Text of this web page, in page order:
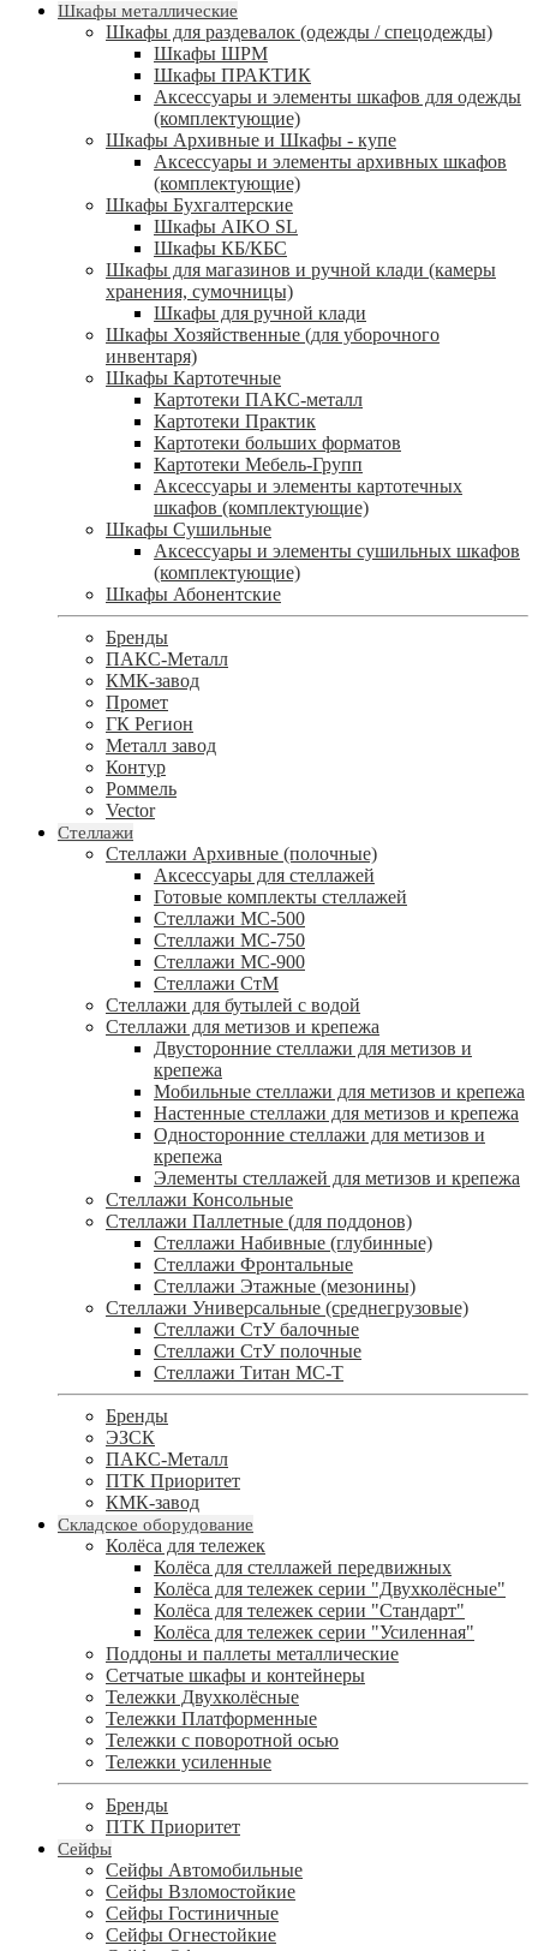
Шкафы металлические
Шкафы для раздевалок (одежды / спецодежды)
Шкафы ШРМ
Шкафы ПРАКТИК
Аксессуары и элементы шкафов для одежды
(комплектующие)
Шкафы Архивные и Шкафы - купе
Аксессуары и элементы архивных шкафов
(комплектующие)
Шкафы Бухгалтерские
Шкафы AIKO SL
Шкафы КБ/КБС
Шкафы для магазинов и ручной клади (камеры
хранения, сумочницы)
Шкафы для ручной клади
Шкафы Хозяйственные (для уборочного
инвентаря)
Шкафы Картотечные
Картотеки ПАКС-металл
Картотеки Практик
Картотеки больших форматов
Картотеки Мебель-Групп
Аксессуары и элементы картотечных
шкафов (комплектующие)
Шкафы Сушильные
Аксессуары и элементы сушильных шкафов
(комплектующие)
Шкафы Абонентские
Бренды
ПАКС-Металл
КМК-завод
Промет
ГК Регион
Металл завод
Контур
Роммель
Vector
Стеллажи
Стеллажи Архивные (полочные)
Аксессуары для стеллажей
Готовые комплекты стеллажей
Стеллажи МС-500
Стеллажи МС-750
Стеллажи МС-900
Стеллажи СтМ
Стеллажи для бутылей с водой
Стеллажи для метизов и крепежа
Двусторонние стеллажи для метизов и
крепежа
Мобильные стеллажи для метизов и крепежа
Настенные стеллажи для метизов и крепежа
Односторонние стеллажи для метизов и
крепежа
Элементы стеллажей для метизов и крепежа
Стеллажи Консольные
Стеллажи Паллетные (для поддонов)
Стеллажи Набивные (глубинные)
Стеллажи Фронтальные
Стеллажи Этажные (мезонины)
Стеллажи Универсальные (среднегрузовые)
Стеллажи СтУ балочные
Стеллажи СтУ полочные
Стеллажи Титан МС-Т
Бренды
ЭЗСК
ПАКС-Металл
ПТК Приоритет
КМК-завод
Складское оборудование
Колёса для тележек
Колёса для стеллажей передвижных
Колёса для тележек серии "Двухколёсные"
Колёса для тележек серии "Стандарт"
Колёса для тележек серии "Усиленная"
Поддоны и паллеты металлические
Сетчатые шкафы и контейнеры
Тележки Двухколёсные
Тележки Платформенные
Тележки с поворотной осью
Тележки усиленные
Бренды
ПТК Приоритет
Сейфы
Сейфы Автомобильные
Сейфы Взломостойкие
Сейфы Гостиничные
Сейфы Огнестойкие